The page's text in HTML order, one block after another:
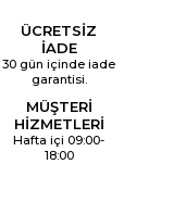
ÜCRETSİZ
İADE
30 gün içinde iade
garantisi.
MÜŞTERİ
HİZMETLERİ
Hafta içi 09:00-
18:00